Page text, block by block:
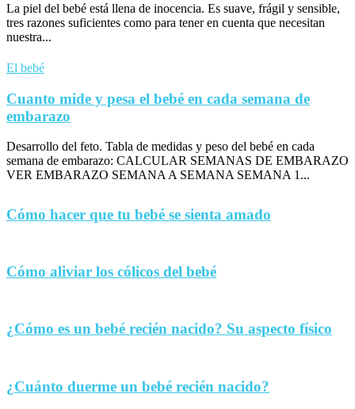
La piel del bebé está llena de inocencia. Es suave, frágil y sensible,
tres razones suficientes como para tener en cuenta que necesitan
nuestra...
El bebé
Cuanto mide y pesa el bebé en cada semana de
embarazo
Desarrollo del feto. Tabla de medidas y peso del bebé en cada
semana de embarazo: CALCULAR SEMANAS DE EMBARAZO
VER EMBARAZO SEMANA A SEMANA SEMANA 1...
Cómo hacer que tu bebé se sienta amado
Cómo aliviar los cólicos del bebé
¿Cómo es un bebé recién nacido? Su aspecto físico
¿Cuánto duerme un bebé recién nacido?